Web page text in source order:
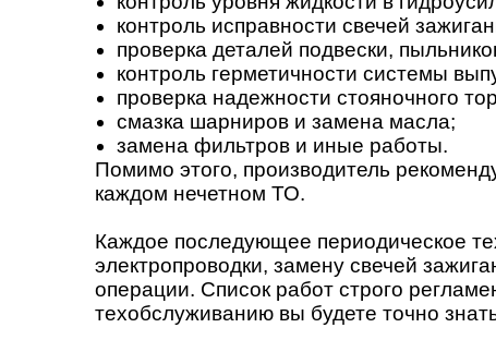
контроль исправности свечей
проверка деталей подвески,
контроль герметичности системы
проверка надежности стояночного
смазка шарниров и замена масла;
замена фильтров и иные работы.
Помимо этого, производитель
каждом нечетном ТО.
Каждое последующее периодическое
электропроводки, замену свечей
операции. Список работ строго
техобслуживанию вы будете точно